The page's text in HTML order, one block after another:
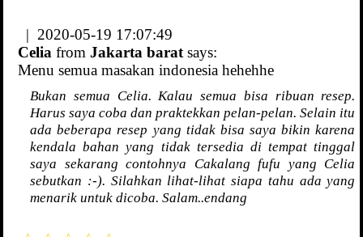
| 2020-05-19 17:07:49
Celia from Jakarta barat says:
Menu semua masakan indonesia hehehhe
Bukan semua Celia. Kalau semua bisa ribuan resep.
Harus saya coba dan praktekkan pelan-pelan. Selain itu
ada beberapa resep yang tidak bisa saya bikin karena
kendala bahan yang tidak tersedia di tempat tinggal
saya sekarang contohnya Cakalang fufu yang Celia
sebutkan :-). Silahkan lihat-lihat siapa tahu ada yang
menarik untuk dicoba. Salam..endang